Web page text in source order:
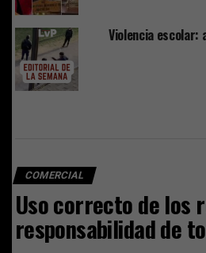
Violencia escolar:
COMERCIAL
Uso correcto de los
responsabilidad de